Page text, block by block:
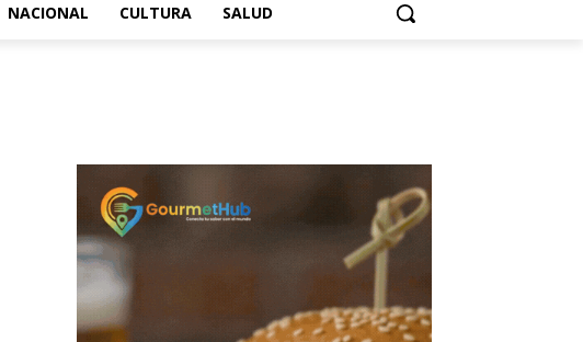
NACIONAL CULTURA SALUD